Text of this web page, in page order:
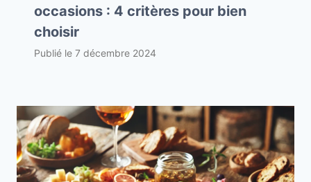
occasions : 4 critères pour bien
choisir
Publié le 7 décembre 2024